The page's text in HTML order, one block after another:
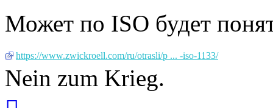
Может по ISO будет
https://www.zwickroell.com/ru/otrasli/p ... -iso-1133/
Nein zum Krieg.